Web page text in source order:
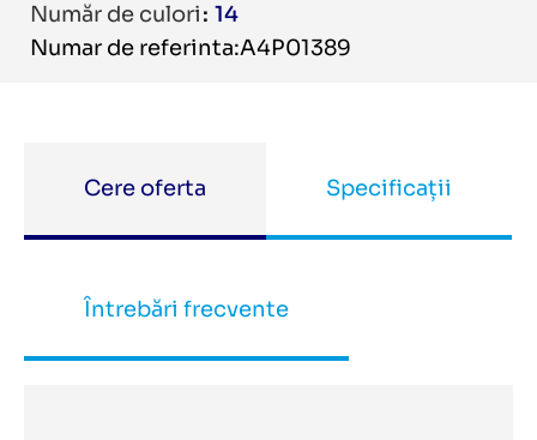
Număr de culori 14
Numar de referinta:A4P01389
Cere oferta Specificații
Întrebări frecvente